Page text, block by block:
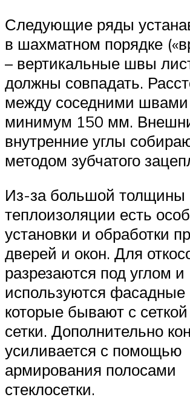
Следующие ряды
в шахматном порядке
– вертикальные швы
должны совпадать.
между соседними
минимум 150 мм.
внутренние углы
методом зубчатого
Из-за большой толщины
теплоизоляции есть
установки и обработки
дверей и окон. Для
разрезаются под углом и
используются
которые бывают с
сетки. Дополнительно
усиливается с помощью
армирования полосами
стеклосетки.